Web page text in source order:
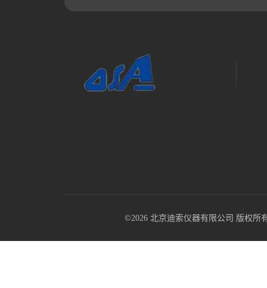
©2026 北京迪索仪器有限公司 版权所